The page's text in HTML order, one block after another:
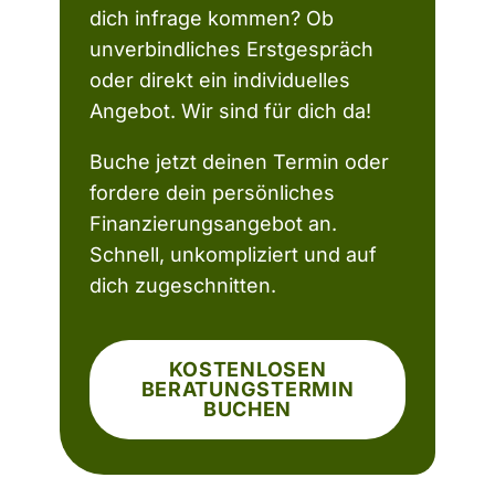
dich infrage kommen? Ob
unverbindliches Erstgespräch
oder direkt ein individuelles
Angebot. Wir sind für dich da!
Buche jetzt deinen Termin oder
fordere dein persönliches
Finanzierungsangebot an.
Schnell, unkompliziert und auf
dich zugeschnitten.
KOSTENLOSEN
BERATUNGSTERMIN
BUCHEN